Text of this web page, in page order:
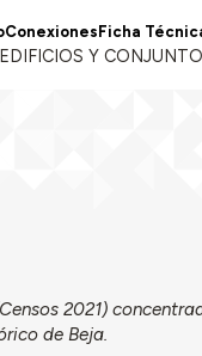
Conexiones Ficha
EDIFICIOS Y
2021)
de Beja.